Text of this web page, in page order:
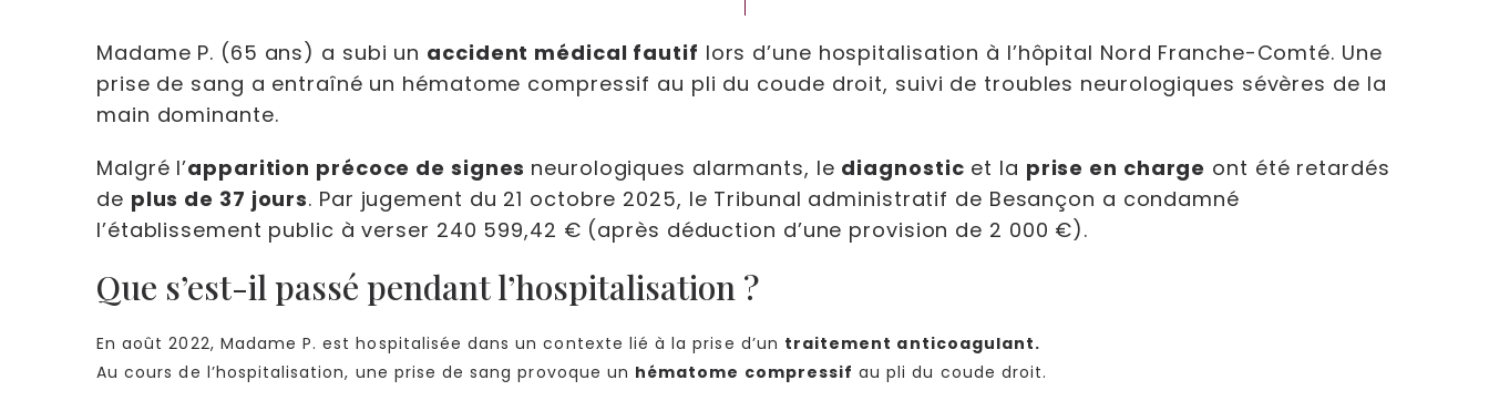
Madame P. (65 ans) a subi un accident médical fautif lors d’une hospitalisation à l’hôpital Nord Franche-Comté. Une
prise de sang a entraîné un hématome compressif au pli du coude droit, suivi de troubles neurologiques sévères de la
main dominante.
Malgré l’apparition précoce de signes neurologiques alarmants, le diagnostic et la prise en charge ont été retardés
de plus de 37 jours. Par jugement du 21 octobre 2025, le Tribunal administratif de Besançon a condamné
l’établissement public à verser 240 599,42 € (après déduction d’une provision de 2 000 €).
Que s’est-il passé pendant l’hospitalisation ?
En août 2022, Madame P. est hospitalisée dans un contexte lié à la prise d’un traitement anticoagulant.
Au cours de l’hospitalisation, une prise de sang provoque un hématome compressif au pli du coude droit.